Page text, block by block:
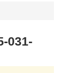
031-